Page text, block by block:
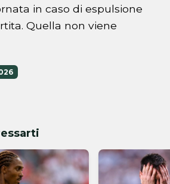
in caso di espulsione
Quella non viene